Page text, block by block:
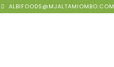
ALBIFOODS@MJALTAMIOMBO.COM